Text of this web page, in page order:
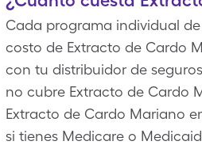
Cada programa individual
costo de Extracto de Cardo
con tu distribuidor de
no cubre Extracto de Cardo
Extracto de Cardo Mariano
si tienes Medicare o